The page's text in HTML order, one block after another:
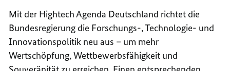
Mit der HightechAgenda Deutschland richtet die
Bundesregierung die Forschungs-, Technologie- und
Innovationspolitik neu aus – um mehr
Wertschöpfung, Wettbewerbsfähigkeit und